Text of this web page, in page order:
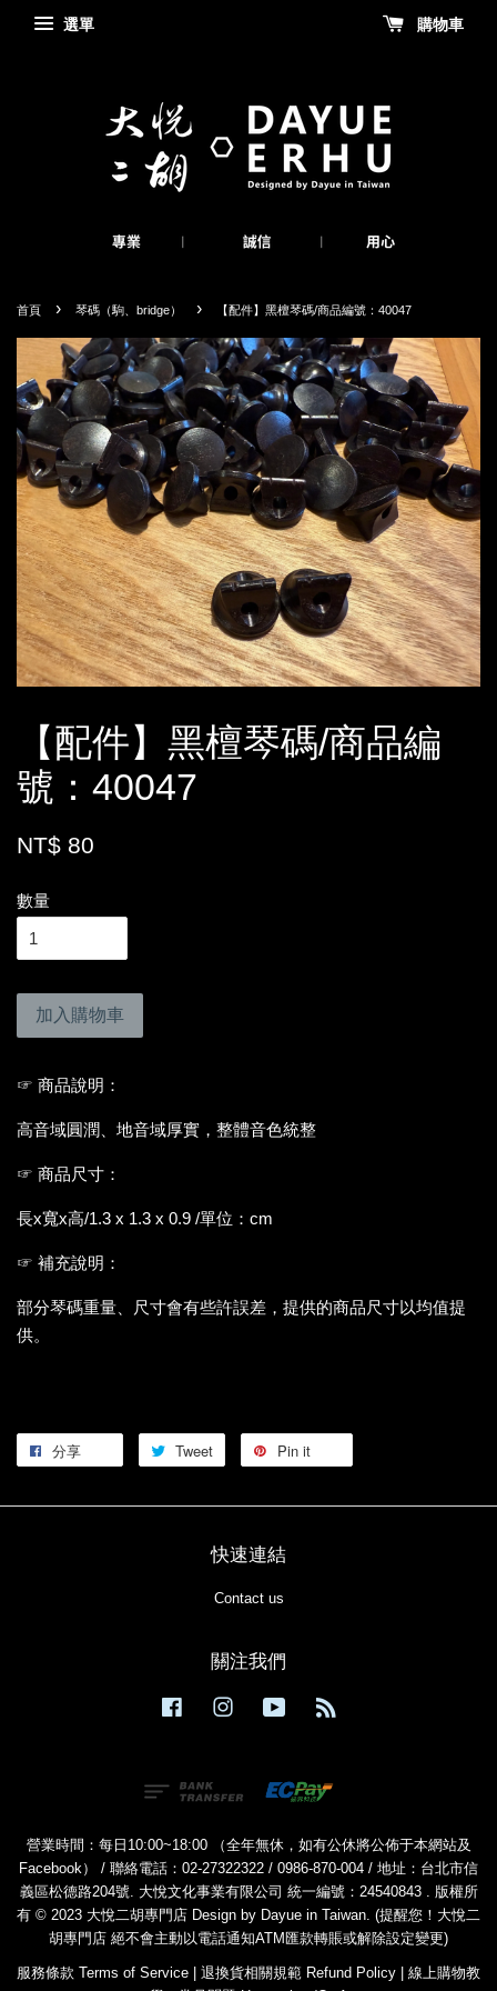
選單 購物車
首頁 › 琴碼（駒、bridge） › 【配件】黑檀琴碼/商品編號：40047
【配件】黑檀琴碼/商品編
號：40047
NT$ 80
數量
加入購物車
☞ 商品說明：
高音域圓潤、地音域厚實，整體音色統整
☞ 商品尺寸：
長x寬x高/1.3 x 1.3 x 0.9 /單位：cm
☞ 補充說明：
部分琴碼重量、尺寸會有些許誤差，提供的商品尺寸以均值提
供。
分享 Tweet Pin it
快速連結
Contact us
關注我們
Facebook Instagram YouTube
營業時間：每日10:00~18:00 （全年無休，如有公休將公佈于本網站及
Facebook） / 聯絡電話：02-27322322 / 0986-870-004 / 地址：台北市信
義區松德路204號. 大悅文化事業有限公司 統一編號：24540843 . 版權所
有 © 2023 大悅二胡專門店 Design by Dayue in Taiwan. (提醒您！大悅二
胡專門店 絕不會主動以電話通知ATM匯款轉賬或解除設定變更)
服務條款 Terms of Service | 退換貨相關規範 Refund Policy | 線上購物教